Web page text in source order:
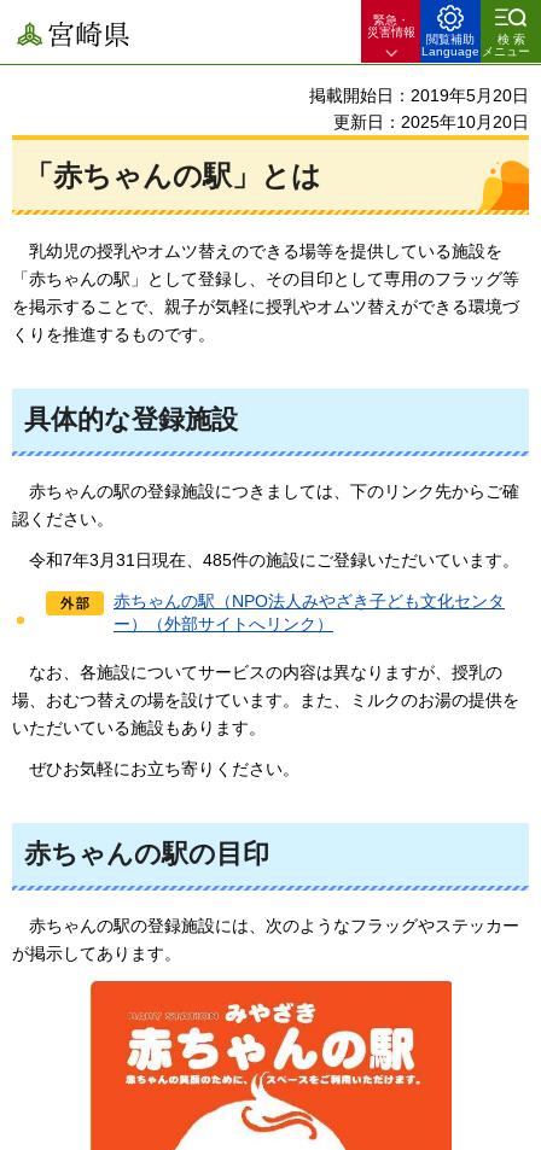
宮崎県
緊急・
災害情報
閲覧補助
Language
検索
メニュー
掲載開始日：2019年5月20日
更新日：2025年10月20日
「赤ちゃんの駅」とは
乳幼児の授乳やオムツ替えのできる場等を提供している施設を
「赤ちゃんの駅」として登録し、その目印として専用のフラッグ等
を掲示することで、親子が気軽に授乳やオムツ替えができる環境づ
くりを推進するものです。
具体的な登録施設
赤ちゃんの駅の登録施設につきましては、下のリンク先からご確
認ください。
令和7年3月31日現在、485件の施設にご登録いただいています。
赤ちゃんの駅（NPO法人みやざき子ども文化センタ
ー）（外部サイトへリンク）
なお、 各施設についてサービスの内容は異なりますが、授乳の
場、おむつ替えの場を設けています。また、ミルクのお湯の提供を
いただいている施設もあります。
ぜひお気軽にお立ち寄りください。
赤ちゃんの駅の目印
赤ちゃんの駅の登録施設には、次のようなフラッグやステッカー
が掲示してあります。